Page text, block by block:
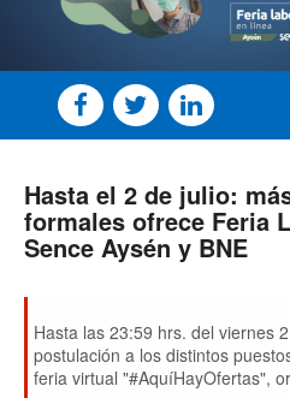
Hasta el 2 de julio:
formales ofrece Feria
Sence Aysén y BNE
Hasta las 23:59 hrs. del viernes
postulación a los distintos
feria virtual "#AquíHayOfertas",